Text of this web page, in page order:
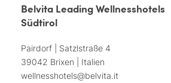
Belvita Leading Wellnesshotels
Südtirol
Pairdorf | Satzlstraße 4
39042 Brixen | Italien
wellnesshotels@belvita.it